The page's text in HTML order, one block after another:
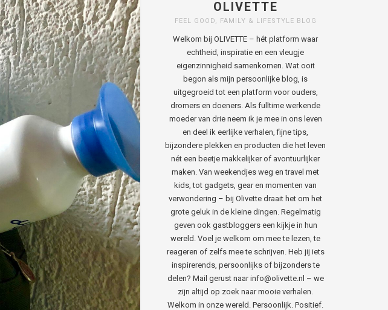
OLIVETTE
FEEL GOOD, FAMILY & LIFESTYLE BLOG
Welkom bij OLIVETTE – hét platform waar
echtheid, inspiratie en een vleugje
eigenzinnigheid samenkomen. Wat ooit
begon als mijn persoonlijke blog, is
uitgegroeid tot een platform voor ouders,
dromers en doeners. Als fulltime werkende
moeder van drie neem ik je mee in ons leven
en deel ik eerlijke verhalen, fijne tips,
bijzondere plekken en producten die het leven
nét een beetje makkelijker of avontuurlijker
maken. Van weekendjes weg en travel met
kids, tot gadgets, gear en momenten van
verwondering – bij Olivette draait het om het
grote geluk in de kleine dingen. Regelmatig
geven ook gastbloggers een kijkje in hun
wereld. Voel je welkom om mee te lezen, te
reageren of zelfs mee te schrijven. Heb jij iets
inspirerends, persoonlijks of bijzonders te
delen? Mail gerust naar info@olivette.nl – we
zijn altijd op zoek naar mooie verhalen.
Welkom in onze wereld. Persoonlijk. Positief.